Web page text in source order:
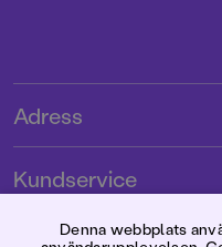
Adress
Kundservice
Kontakta oss
FörlagetDenna webbplats